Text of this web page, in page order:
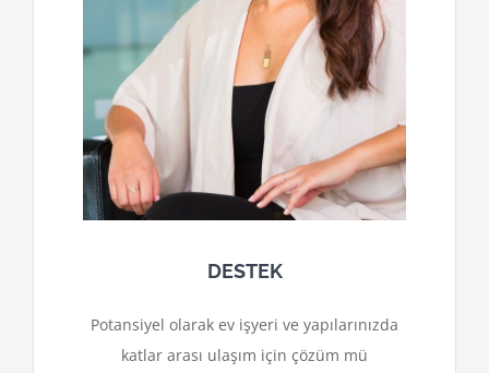
DESTEK
Potansiyel olarak ev işyeri ve yapılarınızda
katlar arası ulaşım için çözüm mü